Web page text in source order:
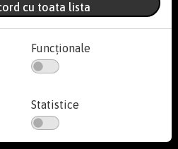
OCEAN
ARGINT
cu toata lista
Funcționale
Statistice